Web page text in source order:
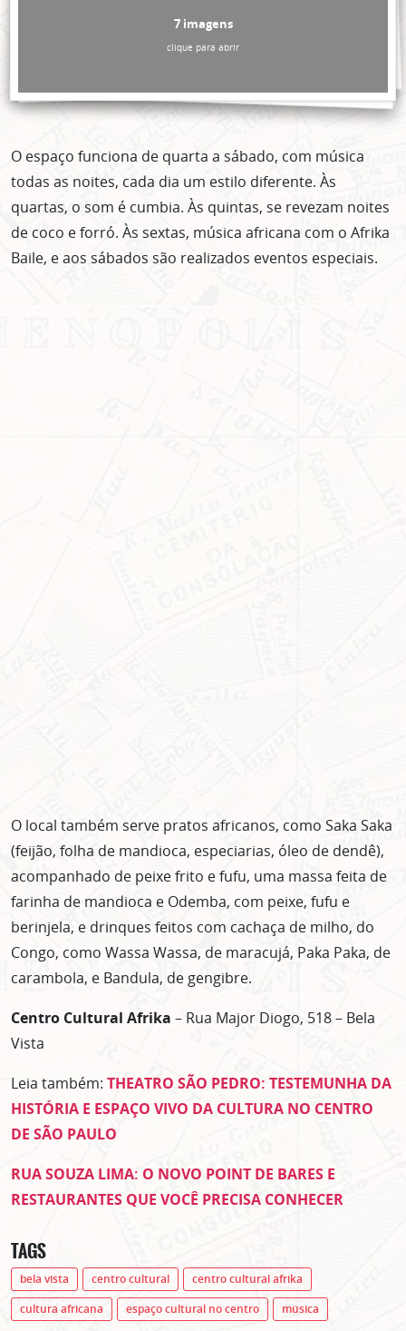
7 imagens
clique para abrir
O espaço funciona de quarta a sábado, com música
todas as noites, cada dia um estilo diferente. Às
quartas, o som é cumbia. Às quintas, se revezam noites
de coco e forró. Às sextas, música africana com o Afrika
Baile, e aos sábados são realizados eventos especiais.
O local também serve pratos africanos, como Saka Saka
(feijão, folha de mandioca, especiarias, óleo de dendê),
acompanhado de peixe frito e fufu, uma massa feita de
farinha de mandioca e Odemba, com peixe, fufu e
berinjela, e drinques feitos com cachaça de milho, do
Congo, como Wassa Wassa, de maracujá, Paka Paka, de
carambola, e Bandula, de gengibre.
Centro Cultural Afrika – Rua Major Diogo, 518 – Bela
Vista
Leia também: THEATRO SÃO PEDRO: TESTEMUNHA DA
HISTÓRIA E ESPAÇO VIVO DA CULTURA NO CENTRO
DE SÃO PAULO
RUA SOUZA LIMA: O NOVO POINT DE BARES E
RESTAURANTES QUE VOCÊ PRECISA CONHECER
TAGS
bela vista centro cultural
centro cultural afrika
cultura africana
espaço cultural no centro música